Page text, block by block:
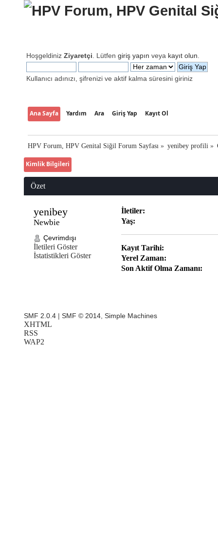
Hoşgeldiniz Ziyaretçi . Lütfen giriş yapın veya kayıt olun
Kullanıcı adınızı, şifrenizi ve aktif kalma süresini giriniz
Ana Sayfa Yardım Ara Giriş Yap Kayıt Ol
HPV Forum, HPV Genital Siğil Forum Sayfası » yenibey profili »
Kimlik Bilgileri
Özet
yenibey
Newbie
Çevrimdışı
İletileri Göster
İstatistikleri Göster
İletiler:
Yaş:
Kayıt Tarihi:
Yerel Zaman:
Son Aktif Olma Zamanı:
SMF 2.0.4 | SMF © 2014 Simple Machines
XHTML
RSS
WAP2